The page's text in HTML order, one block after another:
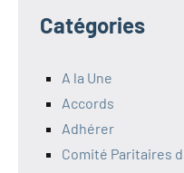
Catégories
A la Une
Accords
Adhérer
Comité Paritaires